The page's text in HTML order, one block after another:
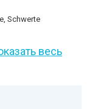
Schwerte
весь